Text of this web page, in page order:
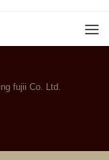
fujii Co. Ltd.